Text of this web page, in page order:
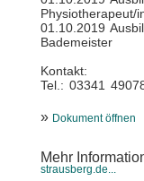
Physiotherapeut/
01.10.2019
Bademeister
Kontakt:
Tel.: 03341
» Dokument öffnen
Mehr
strausberg.de...